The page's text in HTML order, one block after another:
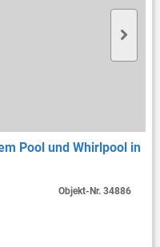
Pool und Whirlpool in
Objekt-Nr.34886